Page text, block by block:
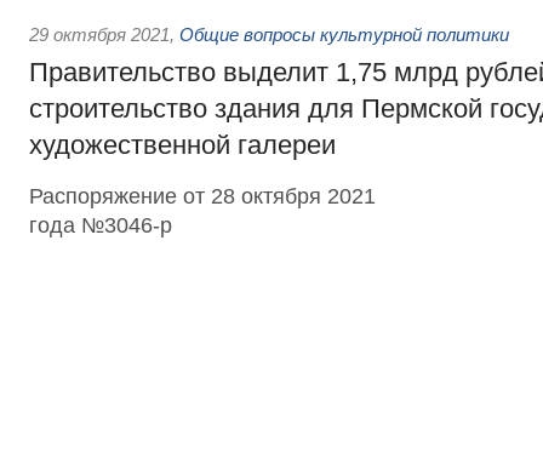
29 октября 2021, Общие вопросы культурной политики
Правительство выделит 1,75 млрд
строительство здания для Пермской
художественной галереи
Распоряжение от 28 октября 2021
года №3046-р